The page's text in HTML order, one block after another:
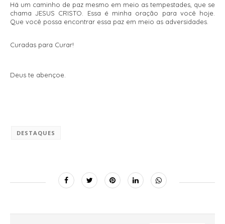
Há um caminho de paz mesmo em meio as tempestades, que se
chama JESUS CRISTO. Essa é minha oração para você hoje.
Que você possa encontrar essa paz em meio as adversidades.
Curadas para Curar!
Deus te abençoe.
DESTAQUES